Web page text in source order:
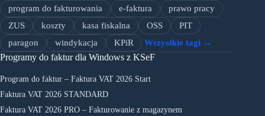
program do fakturowania
e-faktura
prawo pracy
ZUS
koszty kasa fiskalna OSS
PIT
paragon
windykacja KPiR Wszystkie tagi →
Programy do faktur dla Windows z KSeF
Program do faktur – Faktura VAT 2026 Start
Faktura VAT 2026 STANDARD
Faktura VAT 2026 PRO – Fakturowanie z magazynem